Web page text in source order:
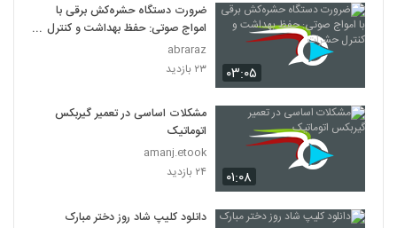
۰۳:۰۵
ضرورت دستگاه حشره‌کش برقی با
امواج صوتی: حفظ بهداشت و کنترل
حشرات
abraraz
۲۳ بازدید
۰۱:۰۸
مشکلات اساسی در تعمیر گیربکس
اتوماتیک
amanj.etook
۲۴ بازدید
دانلود کلیپ شاد روز دختر مبارک